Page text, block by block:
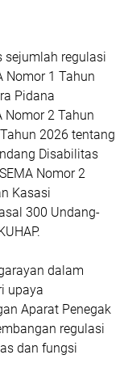
sejumlah regulasi
Nomor 1 Tahun
Pidana
Nomor 2 Tahun
2026 tentang
Disabilitas
Nomor 2
Kasasi
300 Undang-
dalam
upaya
Aparat Penegak
regulasi
dan fungsi